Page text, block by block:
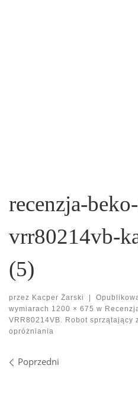
recenzja-
vrr80214vb-
(5)
przez Kacper Żarski |
wymiarach 1200 × 675 w
VRR80214VB. Robot sprzątający
opróżniania
Nawigacja po
Poprzedni